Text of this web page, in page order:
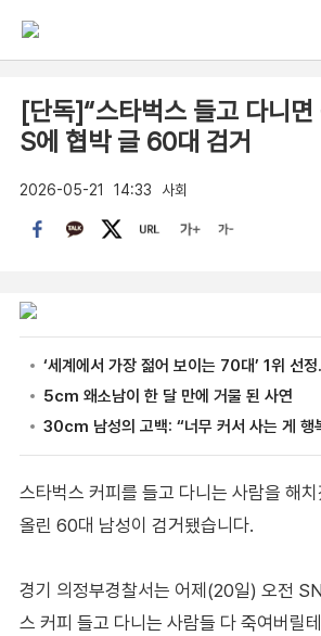
[단독]“스타벅스 들고 다니
S에 협박 글 60대 검거
2026-05-21 14:33 사회
스타벅스 커피를 들고 다니는 사람을 해
올린 60대 남성이 검거됐습니다.
경기 의정부경찰서는 어제(20일) 오전
스 커피 들고 다니는 사람들 다 죽여버릴